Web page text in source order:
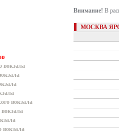
вокзала
вокзала
вокзала
вокзала
Внимание! В
МОСКВА